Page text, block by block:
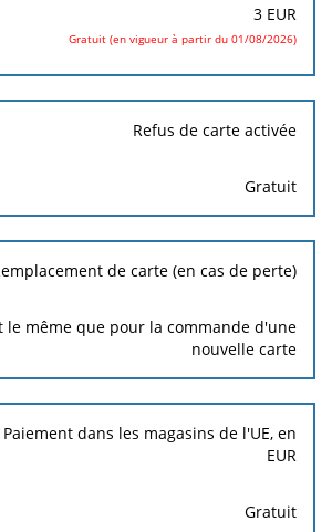
3 EUR
Gratuit (en vigueur à partir du 01/08/2026)
Refus de carte activée
Gratuit
de carte (en cas de perte)
le même que pour la commande d'une
nouvelle carte
Paiement dans les magasins de l'UE, en
EUR
Gratuit